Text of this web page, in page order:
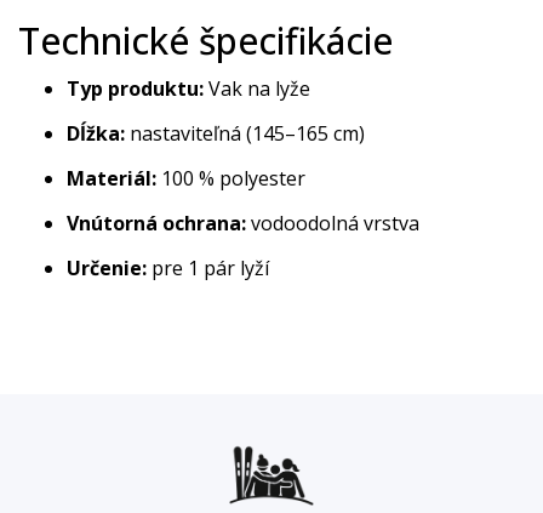
Technické špecifikácie
Typ produktu:Vak na lyže
Dĺžka: nastaviteľná (145–165 cm)
Materiál: 100 % polyester
Vnútorná ochrana:vodoodolná vrstva
Určenie: pre 1 pár lyží